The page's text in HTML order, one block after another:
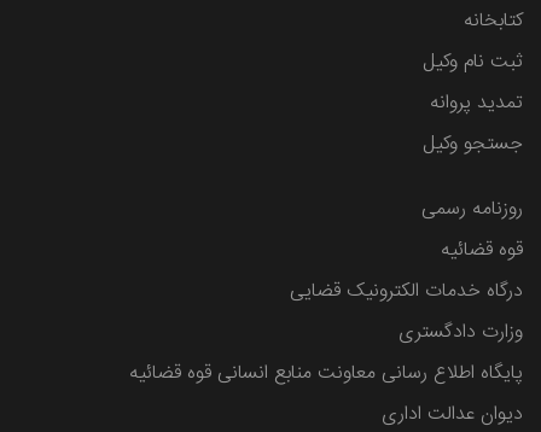
کتابخانه
ثبت نام وکیل
تمدید پروانه
جستجو وکیل
روزنامه رسمی
قوه قضائیه
درگاه خدمات الکترونیک قضایی
وزارت دادگستری
پایگاه اطلاع رسانی معاونت منابع انسانی قوه قضائیه
دیوان عدالت اداری